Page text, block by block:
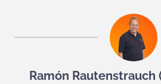
Ramón Rautenstrauch